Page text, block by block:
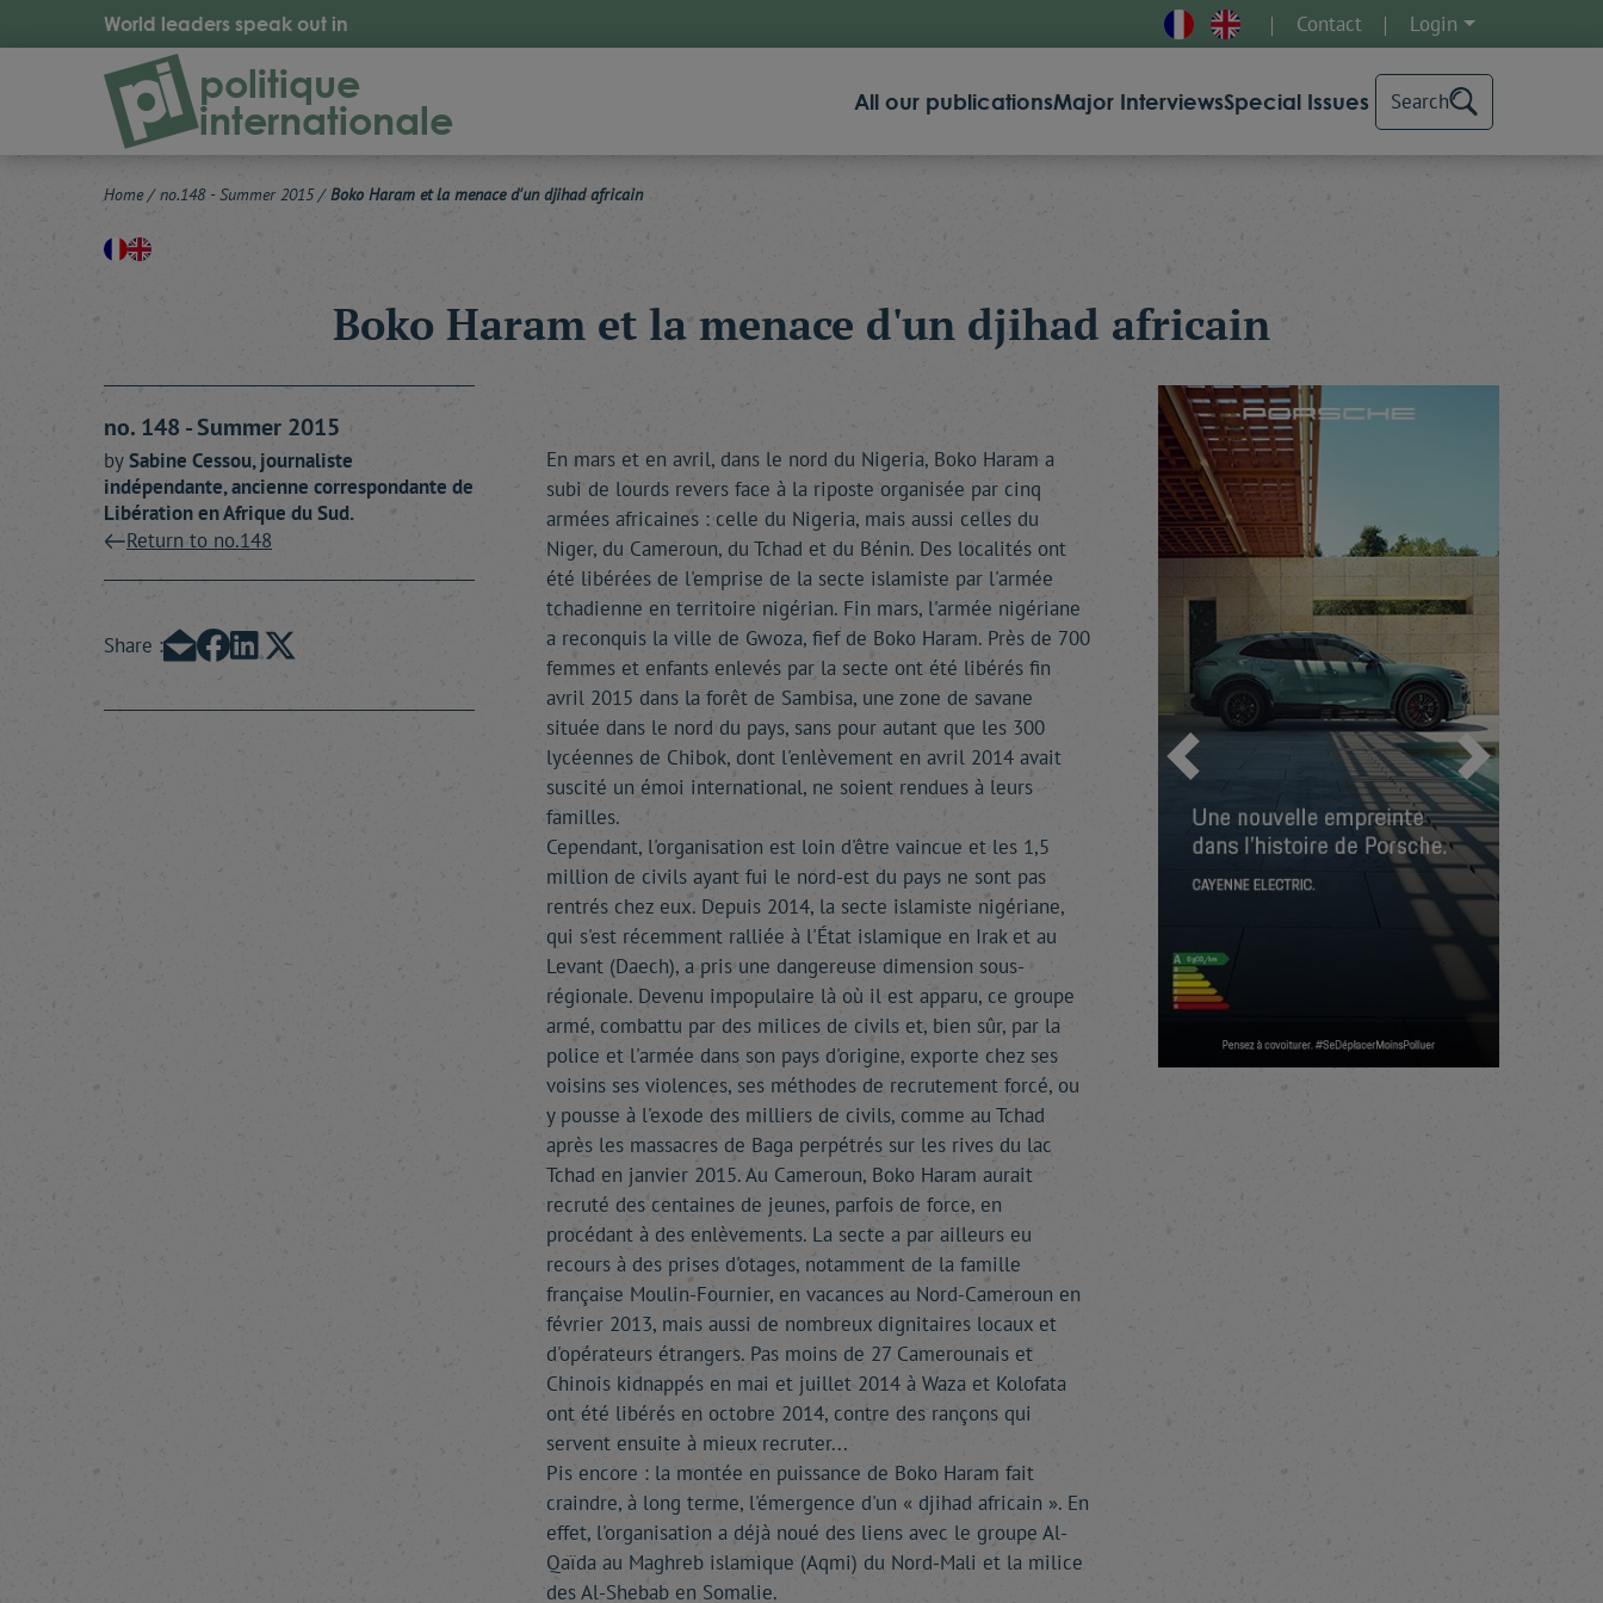
World leaders speak out in Contact Login
politique
internationale All our publicationsMajor InterviewsSpecial Issues Search
Home / no.148 - Summer 2015/ Boko Haram et la menace d'un djihad africain
Boko Haram et la menace d'un djihad africain
no. 148 - Summer 2015
bySabine Cessou, journaliste
indépendante, ancienne correspondante de
Libération en Afrique du Sud.
Return to no.148
Share :
En mars et en avril, dans le nord du Nigeria, Boko Haram a
subi de lourds revers face à la riposte organisée par cinq
armées africaines : celle du Nigeria, mais aussi celles du
Niger, du Cameroun, du Tchad et du Bénin. Des localités ont
été libérées de l'emprise de la secte islamiste par l'armée
tchadienne en territoire nigérian. Fin mars, l'armée nigériane
a reconquis la ville de Gwoza, fief de Boko Haram. Près de 700
femmes et enfants enlevés par la secte ont été libérés fin
avril 2015 dans la forêt de Sambisa, une zone de savane
située dans le nord du pays, sans pour autant que les 300
lycéennes de Chibok, dont l'enlèvement en avril 2014 avait
suscité un émoi international, ne soient rendues à leurs
familles.
Cependant, l'organisation est loin d'être vaincue et les 1,5
million de civils ayant fui le nord-est du pays ne sont pas
rentrés chez eux. Depuis 2014, la secte islamiste nigériane,
qui s'est récemment ralliée à l'État islamique en Irak et au
Levant (Daech), a pris une dangereuse dimension sous-
régionale. Devenu impopulaire là où il est apparu, ce groupe
armé, combattu par des milices de civils et, bien sûr, par la
police et l'armée dans son pays d'origine, exporte chez ses
voisins ses violences, ses méthodes de recrutement forcé, ou
y pousse à l'exode des milliers de civils, comme au Tchad
après les massacres de Baga perpétrés sur les rives du lac
Tchad en janvier 2015. Au Cameroun, Boko Haram aurait
recruté des centaines de jeunes, parfois de force, en
procédant à des enlèvements. La secte a par ailleurs eu
recours à des prises d'otages, notamment de la famille
française Moulin-Fournier, en vacances au Nord-Cameroun en
février 2013, mais aussi de nombreux dignitaires locaux et
d'opérateurs étrangers. Pas moins de 27 Camerounais et
Chinois kidnappés en mai et juillet 2014 à Waza et Kolofata
ont été libérés en octobre 2014, contre des rançons qui
servent ensuite à mieux recruter...
Pis encore : la montée en puissance de Boko Haram fait
craindre, à long terme, l'émergence d'un « djihad africain ». En
effet, l'organisation a déjà noué des liens avec le groupe Al-
Qaïda au Maghreb islamique (Aqmi) du Nord-Mali et la milice
des Al-Shebab en Somalie.
Previous Next